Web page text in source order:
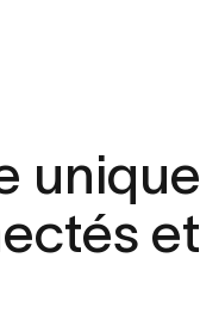
unique
et